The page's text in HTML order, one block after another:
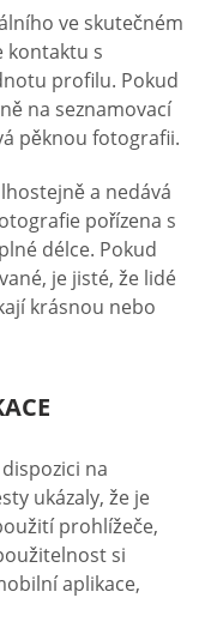
ve skutečném
kontaktu s
profilu. Pokud
na seznamovací
pěknou fotografii.
a nedává
pořízena s
délce. Pokud
je jisté, že lidé
krásnou nebo
na
ukázaly, že je
prohlížeče,
si
aplikace,